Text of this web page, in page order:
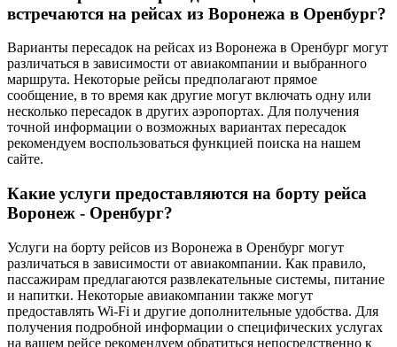
встречаются на рейсах из Воронежа в Оренбург?
Варианты пересадок на рейсах из Воронежа в Оренбург могут
различаться в зависимости от авиакомпании и выбранного
маршрута. Некоторые рейсы предполагают прямое
сообщение, в то время как другие могут включать одну или
несколько пересадок в других аэропортах. Для получения
точной информации о возможных вариантах пересадок
рекомендуем воспользоваться функцией поиска на нашем
сайте.
Какие услуги предоставляются на борту рейса
Воронеж - Оренбург?
Услуги на борту рейсов из Воронежа в Оренбург могут
различаться в зависимости от авиакомпании. Как правило,
пассажирам предлагаются развлекательные системы, питание
и напитки. Некоторые авиакомпании также могут
предоставлять Wi-Fi и другие дополнительные удобства. Для
получения подробной информации о специфических услугах
на вашем рейсе рекомендуем обратиться непосредственно к